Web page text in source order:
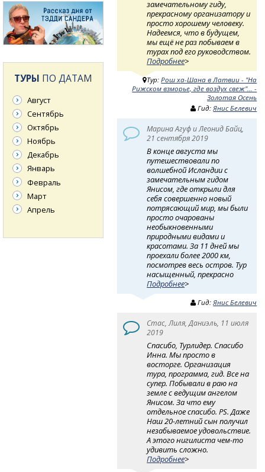
замечательному гиду,
прекрасному организатору и
просто хорошему человеку.
Надеемся, что в будущем,
мы ещё не раз побываем в
турах под его руководством.
Подробнее>
Тур:Рош ха-Шана в Латвии - "На
Рижском взморье, где воздух свеж"... -
Золотая Осень
Гид:Янис Белевич
Марина Агуф и Леонид Байц,
21 сентября 2019
В конце августа мы
путешествовали по
волшебной Исландии с
замечательным гидом
Янисом, где открыли для
себя совершенно новый
потрясающий мир, мы были
просто очарованы
необыкновенными
природными видами и
красотами. За 11 дней мы
проехали более 2000 км,
посмотрев весь остров. Тур
насыщенный, прекрасно
Подробнее>
Гид:Янис Белевич
Стас, Лиля, Даниэль, 11 июля
2019
Спасибо, Турлидер. Спасибо
Инна. Мы просто в
восторге. Организация
тура, программа, гид. Все на
супер. Побывали в раю на
земле с ведущим ангелом
Янисом. За что ему
отдельное спасибо. PS. Даже
Наш 20-летний сын получил
незабываемое удовольствие.
А этого нигилиста чем-то
удивить сложно.
Подробнее>
ТУРЫ ПО ДАТАМ
Август
Сентябрь
Октябрь
Ноябрь
Декабрь
Январь
Февраль
Март
Апрель